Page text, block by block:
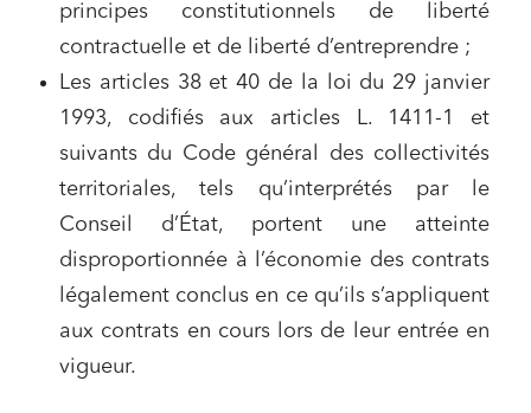
principes constitutionnels de liberté
contractuelle et de liberté d’entreprendre ;
Les articles 38 et 40 de la loi du 29 janvier
1993, codifiés aux articles L. 1411-1 et
suivants du Code général des collectivités
territoriales, tels qu’interprétés par le
Conseil d’État, portent une atteinte
disproportionnée à l’économie des contrats
légalement conclus en ce qu’ils s’appliquent
aux contrats en cours lors de leur entrée en
vigueur.